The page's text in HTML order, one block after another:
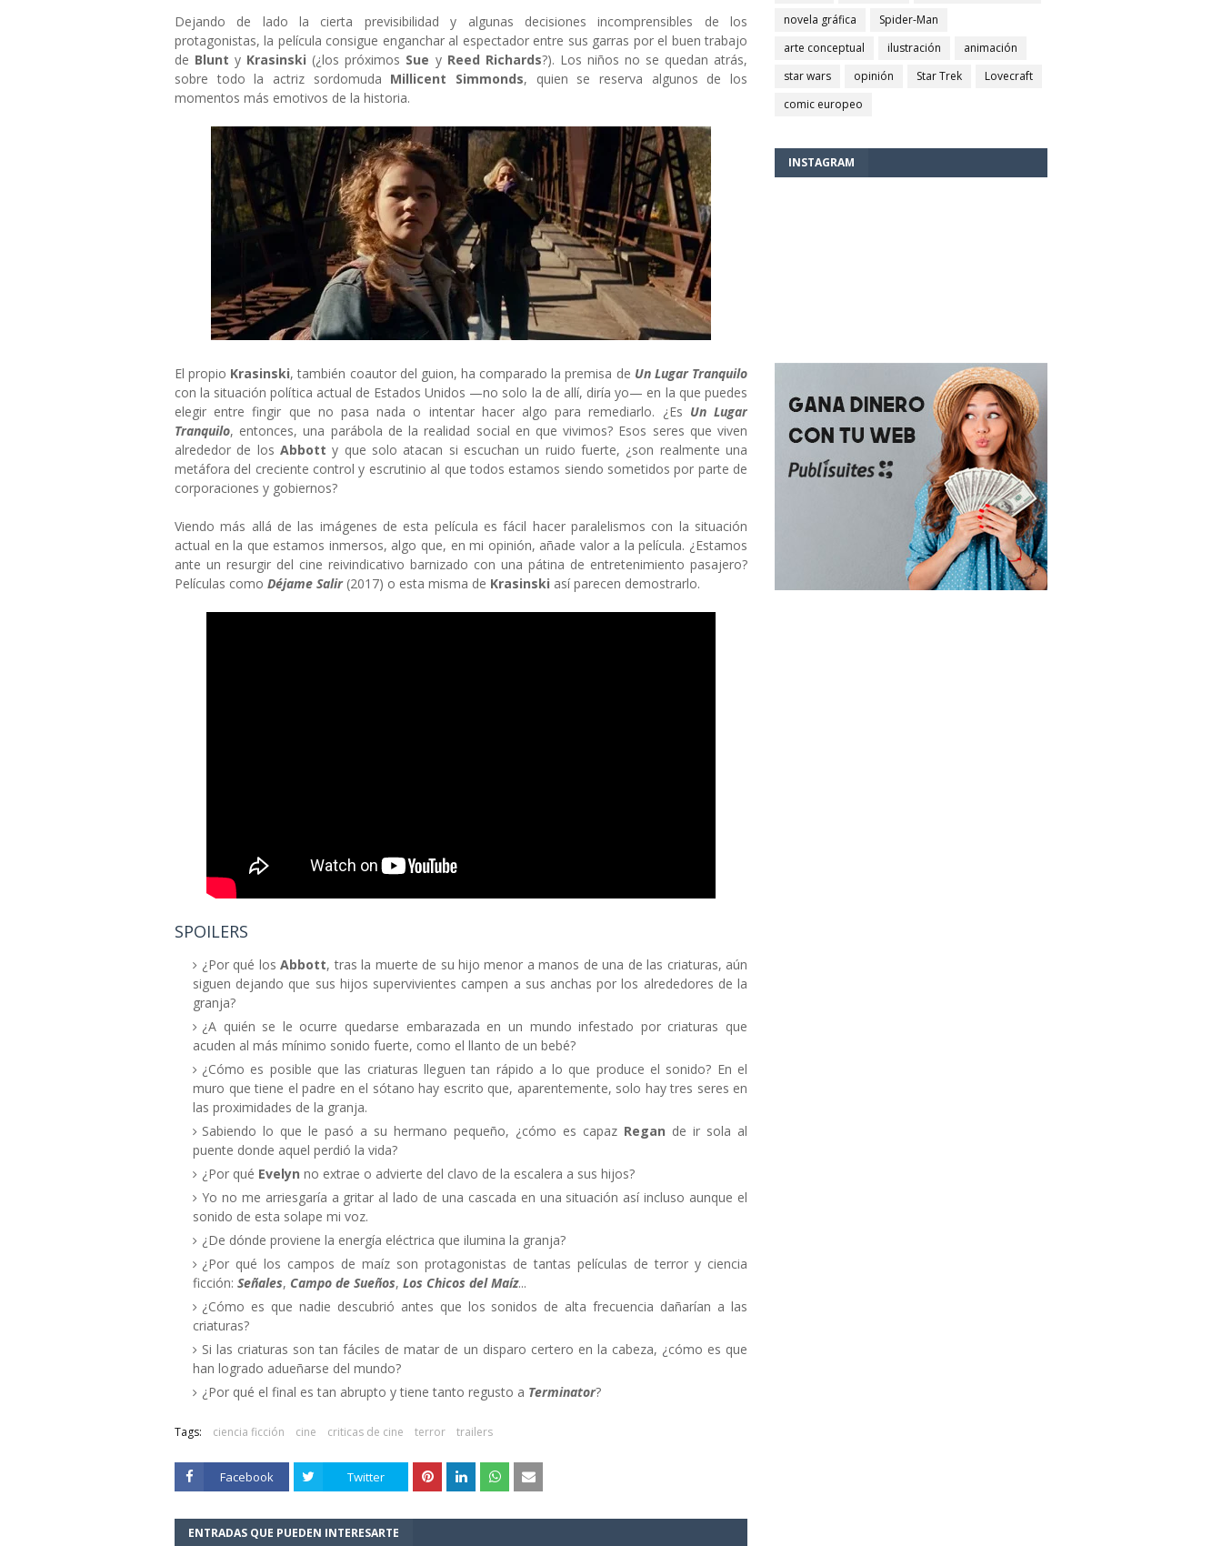
Dejando de lado la cierta previsibilidad y algunas decisiones incomprensibles de los
protagonistas, la película consigue enganchar al espectador entre sus garras por el buen trabajo
de Blunty Krasinski (¿los próximos Sue y Reed Richards?). Los niños no se quedan atrás,
sobre todo la actriz sordomuda Millicent Simmonds, quien se reserva algunos de los
momentos más emotivos de la historia.
El propio Krasinski, también coautor del guion, ha comparado la premisa de Un Lugar Tranquilo
con la situación política actual de Estados Unidos —no solo la de allí, diría yo— en la que puedes
elegir entre fingir que no pasa nada o intentar hacer algo para remediarlo. ¿Es Un Lugar
Tranquilo, entonces, una parábola de la realidad social en que vivimos? Esos seres que viven
alrededor de los Abbott y que solo atacan si escuchan un ruido fuerte, ¿son realmente una
metáfora del creciente control y escrutinio al que todos estamos siendo sometidos por parte de
corporaciones y gobiernos?
Viendo más allá de las imágenes de esta película es fácil hacer paralelismos con la situación
actual en la que estamos inmersos, algo que, en mi opinión, añade valor a la película. ¿Estamos
ante un resurgir del cine reivindicativo barnizado con una pátina de entretenimiento pasajero?
Películas como Déjame Salir (2017) o esta misma de Krasinski así parecen demostrarlo.
SPOILERS
¿Por qué losAbbott, tras la muerte de su hijo menor a manos de una de las criaturas, aún
siguen dejando que sus hijos supervivientes campen a sus anchas por los alrededores de la
granja?
¿A quién se le ocurre quedarse embarazada en un mundo infestado por criaturas que
acuden al más mínimo sonido fuerte, como el llanto de un bebé?
¿Cómo es posible que las criaturas lleguen tan rápido a lo que produce el sonido? En el
muro que tiene el padre en el sótano hay escrito que, aparentemente, solo hay tres seres en
las proximidades de la granja.
Sabiendo lo que le pasó a su hermano pequeño, ¿cómo es capaz Regan de ir sola al
puente donde aquel perdió la vida?
¿Por qué Evelyn no extrae o advierte del clavo de la escalera a sus hijos?
Yo no me arriesgaría a gritar al lado de una cascada en una situación así incluso aunque el
sonido de esta solape mi voz.
¿De dónde proviene la energía eléctrica que ilumina la granja?
¿Por qué los campos de maíz son protagonistas de tantas películas de terror y ciencia
ficción: Señales, Campo de Sueños, Los Chicos del Maíz...
¿Cómo es que nadie descubrió antes que los sonidos de alta frecuencia dañarían a las
criaturas?
Si las criaturas son tan fáciles de matar de un disparo certero en la cabeza, ¿cómo es que
han logrado adueñarse del mundo?
¿Por qué el final es tan abrupto y tiene tanto regusto a Terminator?
Tags: ciencia ficción cine criticas de cine terror trailers
Facebook Twitter
ENTRADAS QUE PUEDEN INTERESARTE
novela gráfica
Spider-Man
arte conceptual
ilustración
animación
star wars
opinión Star Trek
Lovecraft
comic europeo
INSTAGRAM